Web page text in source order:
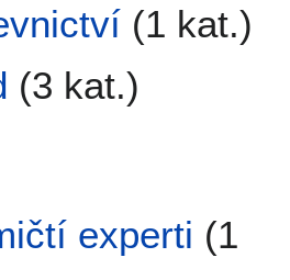
(1 kat.)
(3 kat.)
experti (1